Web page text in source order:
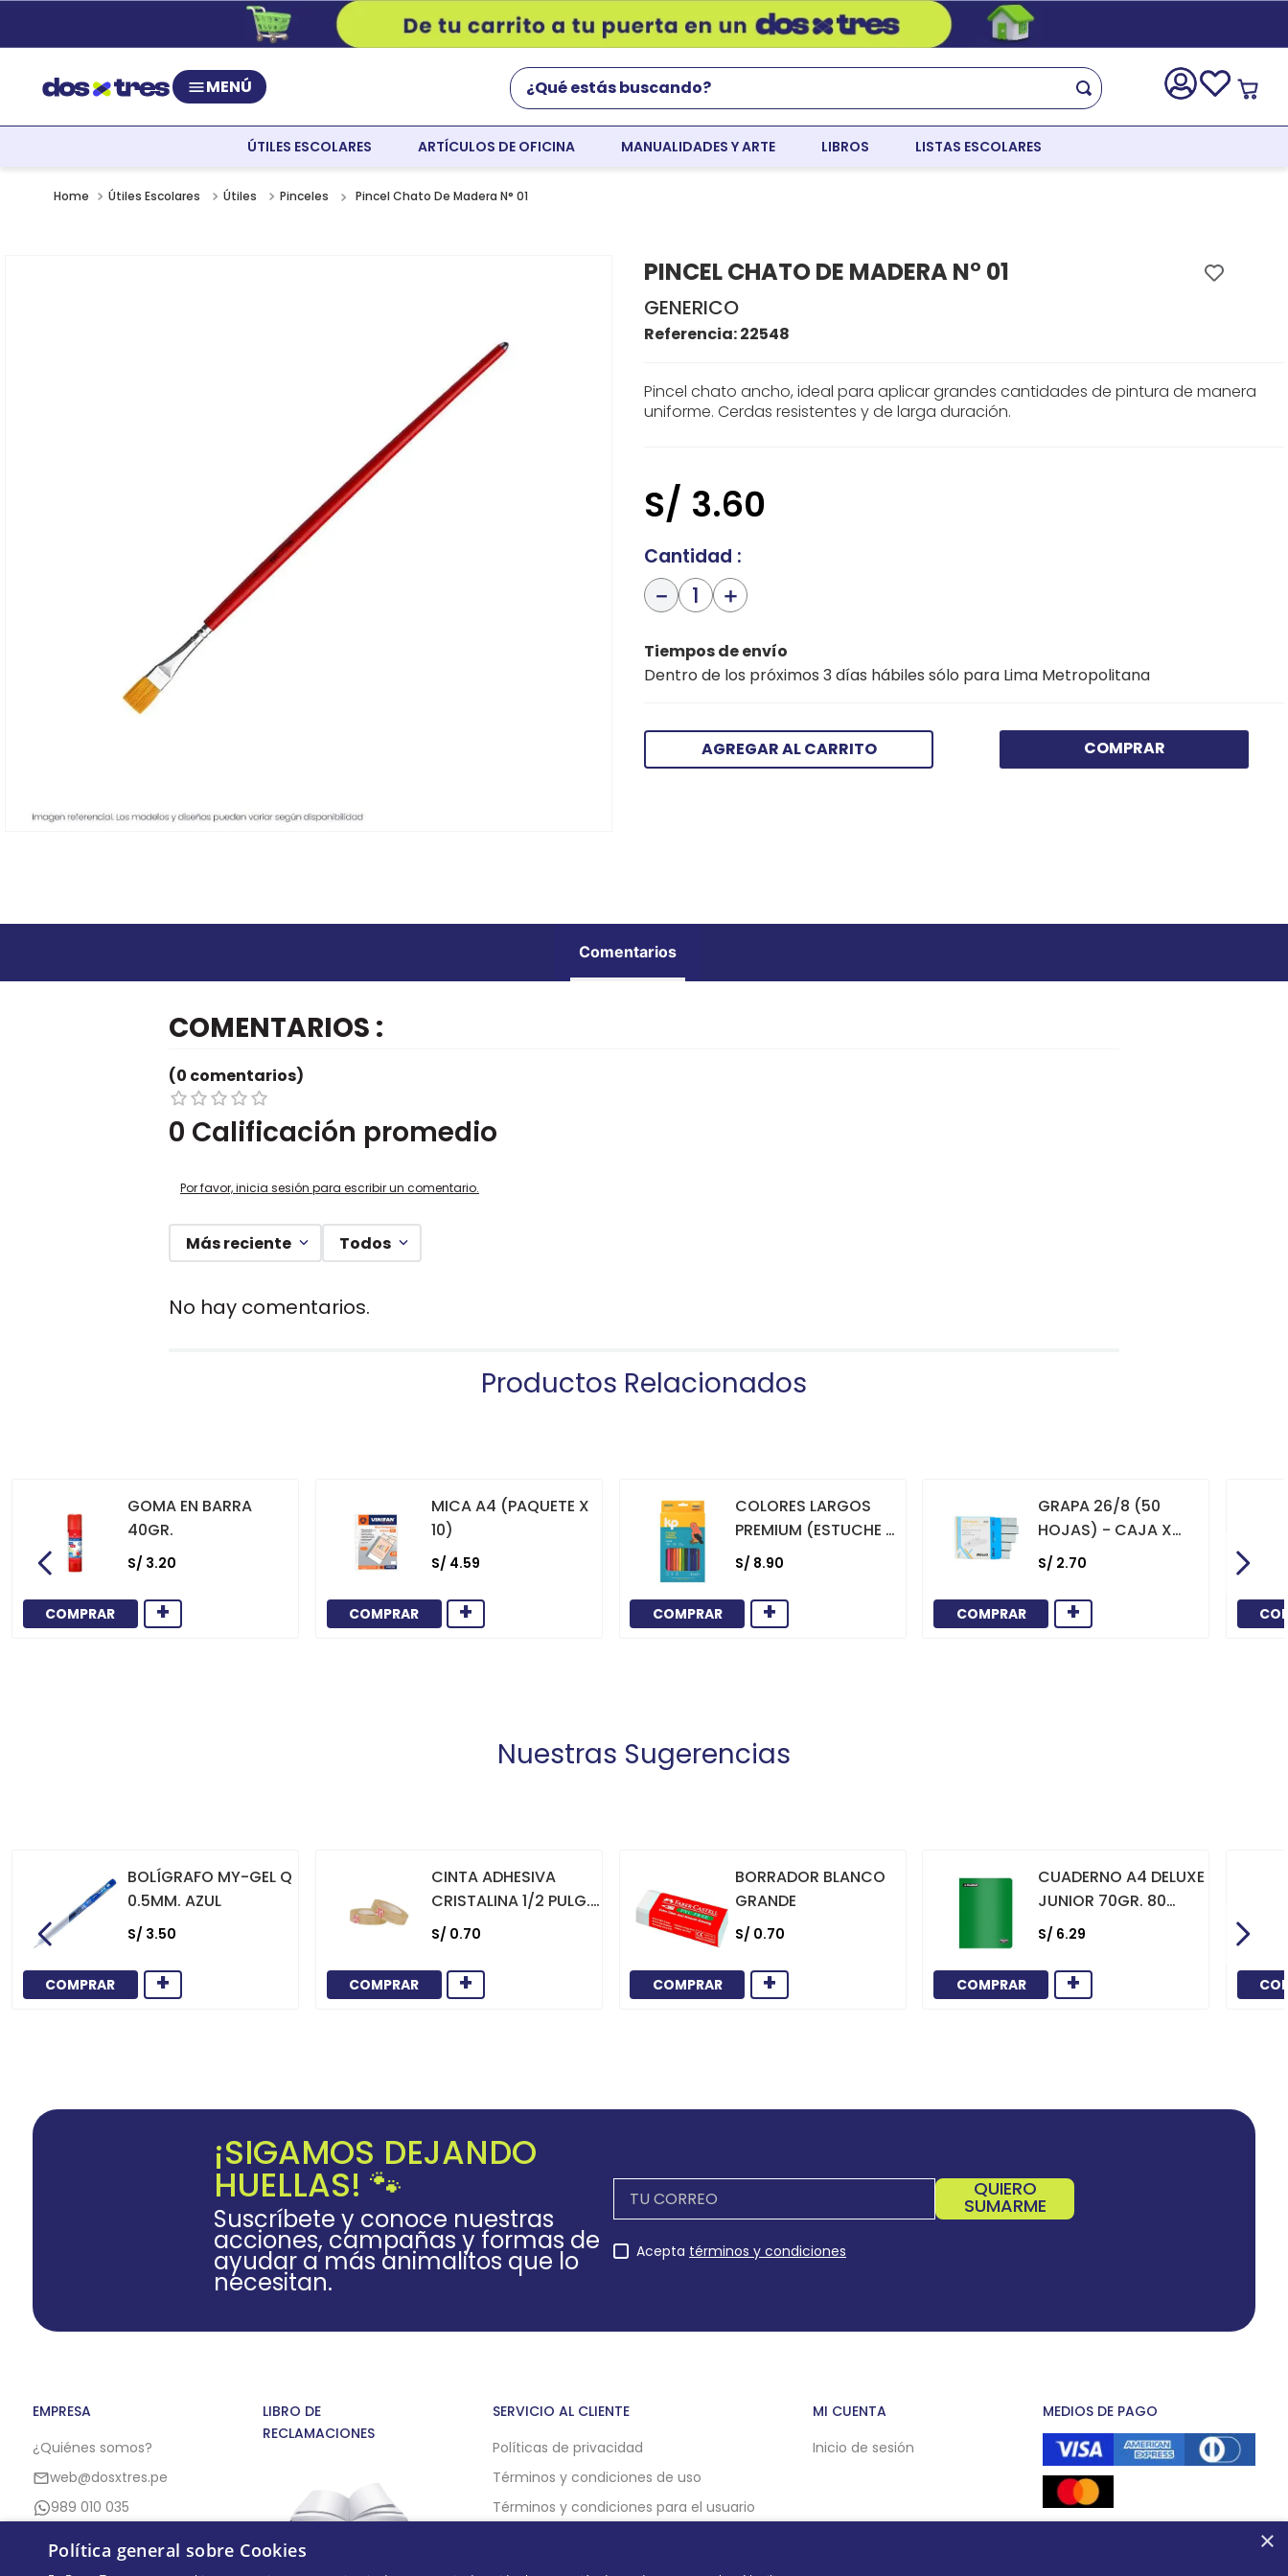
MENÚ
¿Qué estás buscando?
ÚTILES ESCOLARES ARTÍCULOS DE OFICINA MANUALIDADES Y ARTE LIBROS LISTAS ESCOLARES
Útiles Escolares Útiles Pinceles Pincel Chato De Madera N° 01
PINCEL CHATO DE MADERA N° 01
GENERICO
Referencia:22548
Pincel chato ancho, ideal para aplicar grandes cantidades de pintura de manera
uniforme. Cerdas resistentes y de larga duración.
S/ 3.60
Cantidad
＋
－
Tiempos de envío
Dentro de los próximos 3 días hábiles sólo para Lima Metropolitana
AGREGAR AL CARRITO COMPRAR
Comentarios
COMENTARIOS
0 Calificación promedio
(0 comentarios)
Por favor, inicia sesión para escribir un comentario.
Más reciente Todos
No hay comentarios.
Productos Relacionados
GOMA EN BARRA
40GR.
S/ 3.20
COMPRAR +
MICA A4 (PAQUETE X
10)
S/ 4.59
COMPRAR +
COLORES LARGOS
PREMIUM (ESTUCHE X
12)
S/ 8.90
COMPRAR +
GRAPA 26/8 (50
HOJAS) - CAJA X
1000
S/ 2.70
COMPRAR +
Nuestras Sugerencias
BOLÍGRAFO MY-GEL Q
0.5MM. AZUL
S/ 3.50
COMPRAR +
CINTA ADHESIVA
CRISTALINA 1/2 PULG.
X 36 YARDAS
S/ 0.70
COMPRAR +
BORRADOR BLANCO
GRANDE
S/ 0.70
COMPRAR +
CUADERNO A4 DELUXE
JUNIOR 70GR. 80
HOJAS
CUADRICULADO
MARCO ROJO VERDE
S/ 6.29
COMPRAR +
¡SIGAMOS DEJANDO
HUELLAS! 🐾
Suscríbete y conoce nuestras
acciones, campañas y formas de
ayudar a más animalitos que lo
necesitan.
QUIERO
SUMARME
Acepta términos y condiciones
EMPRESA
¿Quiénes somos?
web@dosxtres.pe
989 010 035
LIBRO DE
RECLAMACIONES
SERVICIO AL CLIENTE
Políticas de privacidad
Términos y condiciones de uso
Términos y condiciones para el usuario
MI CUENTA
Inicio de sesión
MEDIOS DE PAGO
×
Política general sobre Cookies